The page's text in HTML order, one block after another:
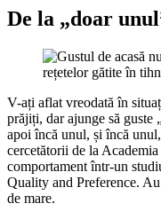
De la „doar
V-ați aflat vreodată în
prăjiți, dar ajunge să guste
apoi încă unul, și încă
cercetătorii de la
comportament într-un
Quality and Preference.
de mare.